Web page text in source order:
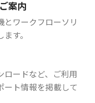
案内
とワークフローソリ
す。
ロードなど、ご利用
ート情報を掲載して